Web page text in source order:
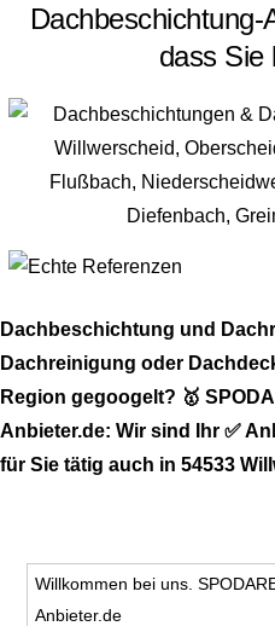
dass Sie
Dachbeschichtung und
Dachreinigung oder
Region gegoogelt? 🥇
Anbieter.de: Wir sind Ihr ✅
für Sie tätig auch in 54533
Willkommen bei uns.
Anbieter.de